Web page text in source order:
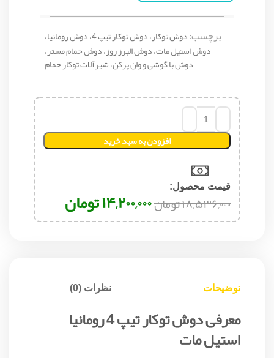
برچسب:
دوش توکار، دوش توکار تیپ 4، دوش رومانیا،
دوش استیل مات، دوش البرز روز، دوش حمام مستر،
دوش با گوشی و وان پرکن، شیرآلات توکار حمام
افزودن به سبد خرید
قیمت محصول:​
۱۸,۵۳۶,۰۰۰تومان۱۴,۲۰۰,۰۰۰تومان
توضیحات نظرات (0)
معرفی دوش توکار تیپ 4 رومانیا
استیل مات